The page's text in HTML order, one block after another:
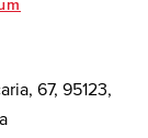
67, 95123,